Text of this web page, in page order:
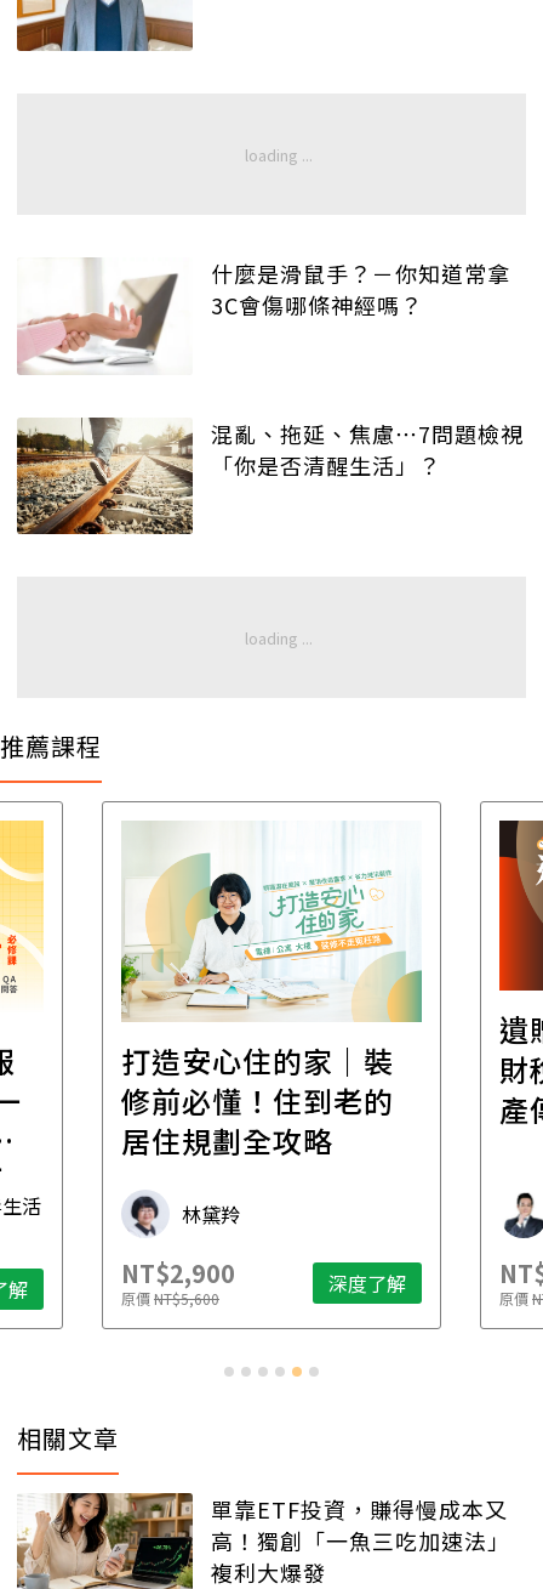
什麼是滑鼠手？－你知道常拿
3C會傷哪條神經嗎？
混亂、拖延、焦慮⋯7問題檢視
「你是否清醒生活」？
推薦課程
活
解
打造安心住的家｜裝
修前必懂！住到老的
居住規劃全攻略
林黛羚
NT$2,900
原價NT$5,600 深度了解
遺
財
產
原價
相關文章
單靠ETF投資，賺得慢成本又
高！獨創「一魚三吃加速法」
複利大爆發